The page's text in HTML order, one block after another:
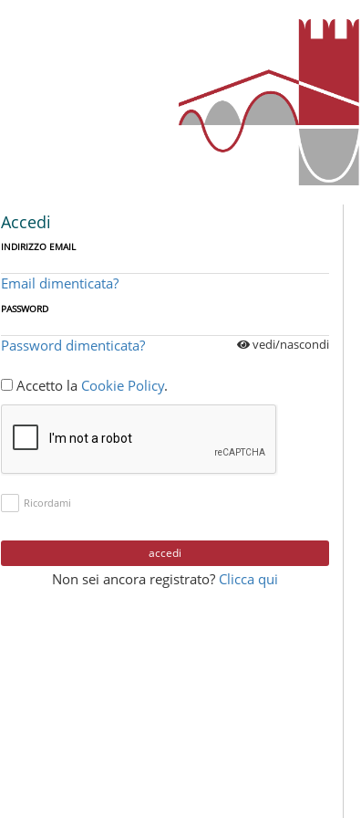
Accedi
INDIRIZZO EMAIL
Email dimenticata?
PASSWORD
vedi/nascondi
Password dimenticata?
Accetto la Cookie Policy.
Ricordami
accedi
Non sei ancora registrato? Clicca qui